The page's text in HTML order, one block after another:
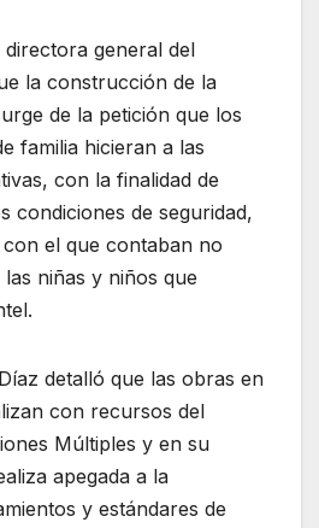
directora general del
la construcción de la
de la petición que los
familia hicieran a las
con la finalidad de
condiciones de seguridad,
el que contaban no
niñas y niños que
detalló que las obras en
con recursos del
Múltiples y en su
apegada a la
y estándares de